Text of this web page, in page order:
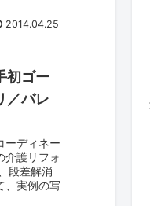
2014.04.25
初ゴー
／バレ
ーディネー
介護リフォ
段差解消
、実例の写